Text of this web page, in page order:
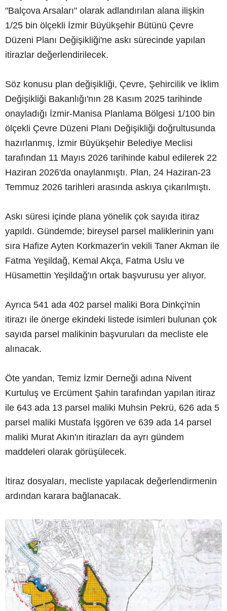
"Balçova Arsaları" olarak adlandırılan alana ilişkin
1/25 bin ölçekli İzmir Büyükşehir Bütünü Çevre
Düzeni Planı Değişikliği'ne askı sürecinde yapılan
itirazlar değerlendirilecek.
Söz konusu plan değişikliği, Çevre, Şehircilik ve İklim
Değişikliği Bakanlığı'nın 28 Kasım 2025 tarihinde
onayladığı İzmir-Manisa Planlama Bölgesi 1/100 bin
ölçekli Çevre Düzeni Planı Değişikliği doğrultusunda
hazırlanmış, İzmir Büyükşehir Belediye Meclisi
tarafından 11 Mayıs 2026 tarihinde kabul edilerek 22
Haziran 2026'da onaylanmıştı. Plan, 24 Haziran-23
Temmuz 2026 tarihleri arasında askıya çıkarılmıştı.
Askı süresi içinde plana yönelik çok sayıda itiraz
yapıldı. Gündemde; bireysel parsel maliklerinin yanı
sıra Hafize Ayten Korkmazer'in vekili Taner Akman ile
Fatma Yeşildağ, Kemal Akça, Fatma Uslu ve
Hüsamettin Yeşildağ'ın ortak başvurusu yer alıyor.
Ayrıca 541 ada 402 parsel maliki Bora Dinkçi'nin
itirazı ile önerge ekindeki listede isimleri bulunan çok
sayıda parsel malikinin başvuruları da mecliste ele
alınacak.
Öte yandan, Temiz İzmir Derneği adına Nivent
Kurtuluş ve Ercüment Şahin tarafından yapılan itiraz
ile 643 ada 13 parsel maliki Muhsin Pekrü, 626 ada 5
parsel maliki Mustafa İşgören ve 639 ada 14 parsel
maliki Murat Akın'ın itirazları da ayrı gündem
maddeleri olarak görüşülecek.
İtiraz dosyaları, mecliste yapılacak değerlendirmenin
ardından karara bağlanacak.